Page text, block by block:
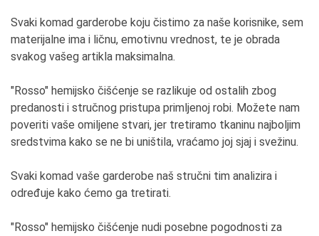
Svaki komad garderobe koju čistimo za naše korisnike, sem
materijalne ima i ličnu, emotivnu vrednost, te je obrada
svakog vašeg artikla maksimalna.
"Rosso" hemijsko čišćenje se razlikuje od ostalih zbog
predanosti i stručnog pristupa primljenoj robi. Možete nam
poveriti vaše omiljene stvari, jer tretiramo tkaninu najboljim
sredstvima kako se ne bi uništila, vraćamo joj sjaj i svežinu.
Svaki komad vaše garderobe naš stručni tim analizira i
određuje kako ćemo ga tretirati.
"Rosso" hemijsko čišćenje nudi posebne pogodnosti za